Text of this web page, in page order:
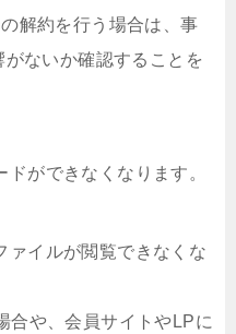
解約を行う場合は、事
ないか確認することを
ができなくなります。
ァイルが閲覧できなくな
合や、会員サイトやLPに